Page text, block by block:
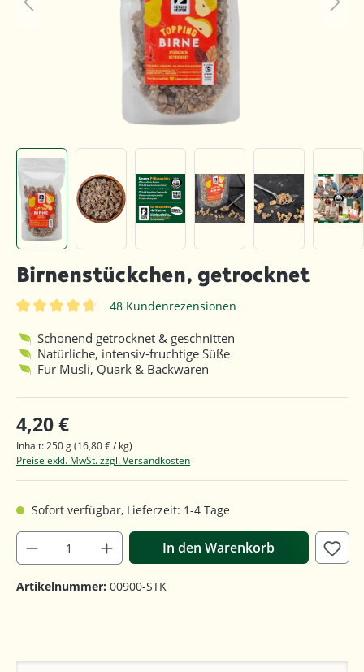
Birnenstückchen, getrocknet
48 Kundenrezensionen
Schonend getrocknet & geschnitten
Natürliche, intensiv-fruchtige Süße
Für Müsli, Quark & Backwaren
4,20 €
Inhalt:250 g(16,80 € / kg)
Preise exkl. MwSt. zzgl. Versandkosten
Sofort verfügbar, Lieferzeit: 1-4 Tage
In den Warenkorb
Artikelnummer: 00900-STK